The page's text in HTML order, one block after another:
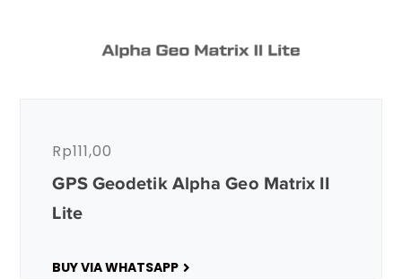
GPS Geodetik Alpha Geo Matrix II
Lite
Rp111,00
BUY VIA WHATSAPP